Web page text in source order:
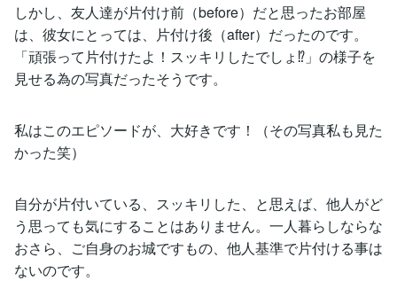
しかし、友人達が片付け前（before）だと思ったお部屋
は、彼女にとっては、片付け後（after）だったのです。
「頑張って片付けたよ！スッキリしたでしょ⁉」の様子を
見せる為の写真だったそうです。
私はこのエピソードが、大好きです！（その写真私も見た
かった笑）
自分が片付いている、スッキリした、と思えば、他人がど
う思っても気にすることはありません。一人暮らしならな
おさら、ご自身のお城ですもの、他人基準で片付ける事は
ないのです。